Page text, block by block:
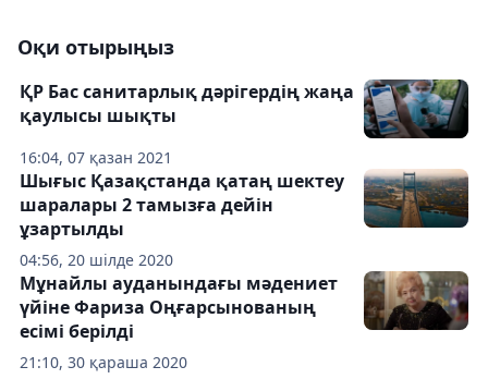
Оқи отырыңыз
16:04, 07 қазан 2021
ҚР Бас санитарлық дәрігердің жаңа
қаулысы шықты
04:56, 20 шілде 2020
Шығыс Қазақстанда қатаң шектеу
шаралары 2 тамызға дейін
ұзартылды
21:10, 30 қараша 2020
Мұнайлы ауданындағы мәдениет
үйіне Фариза Оңғарсынованың
есімі берілді